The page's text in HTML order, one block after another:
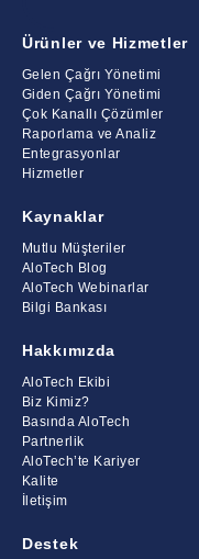
Ürünler ve Hizmetler
Gelen Çağrı Yönetimi
Giden Çağrı Yönetimi
Çok Kanallı Çözümler
Raporlama ve Analiz
Entegrasyonlar
Hizmetler
Kaynaklar
Mutlu Müşteriler
AloTech Blog
AloTech Webinarlar
Bilgi Bankası
Hakkımızda
AloTech Ekibi
Biz Kimiz?
Basında AloTech
Partnerlik
AloTech’te Kariyer
Kalite
İletişim
Destek